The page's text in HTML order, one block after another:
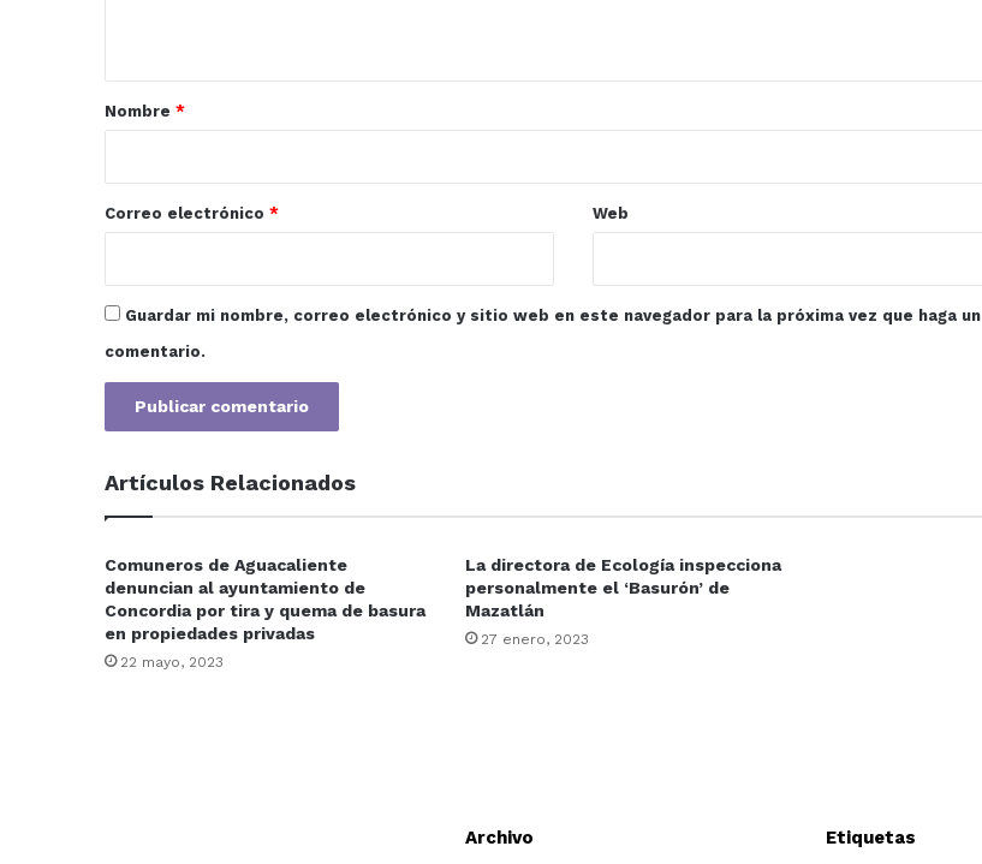
r
*
Nombre *
Correo electrónico * Web
Guardar mi nombre, correo electrónico y sitio web en este navegador para la próxima vez que haga un
comentario.
Artículos Relacionados
Comuneros de Aguacaliente
denuncian al ayuntamiento de
Concordia por tira y quema de basura
en propiedades privadas
22 mayo, 2023
La directora de Ecología inspecciona
personalmente el ‘Basurón’ de
Mazatlán
27 enero, 2023
Archivo Etiquetas